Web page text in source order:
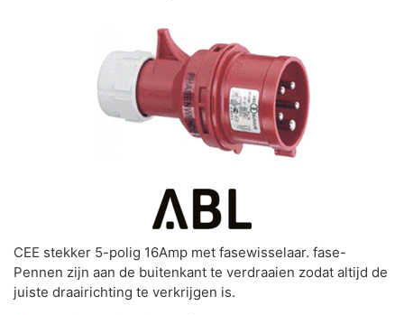
CEE stekker 5-polig 16Amp met fasewisselaar. fase-
Pennen zijn aan de buitenkant te verdraaien zodat altijd de
juiste draairichting te verkrijgen is.